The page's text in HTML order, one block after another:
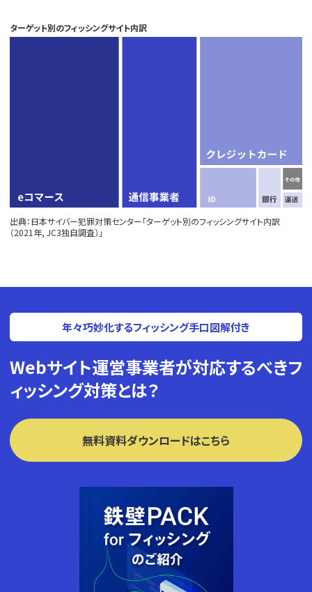
ターゲット別のフィッシングサイト内訳
出典：日本サイバー犯罪対策センター「ターゲット別のフィッシングサイト内訳
（2021年, JC3独自調査）」
年々巧妙化するフィッシング手口図解付き
Webサイト運営事業者が対応するべきフ
ィッシング対策とは？
無料資料ダウンロードはこちら